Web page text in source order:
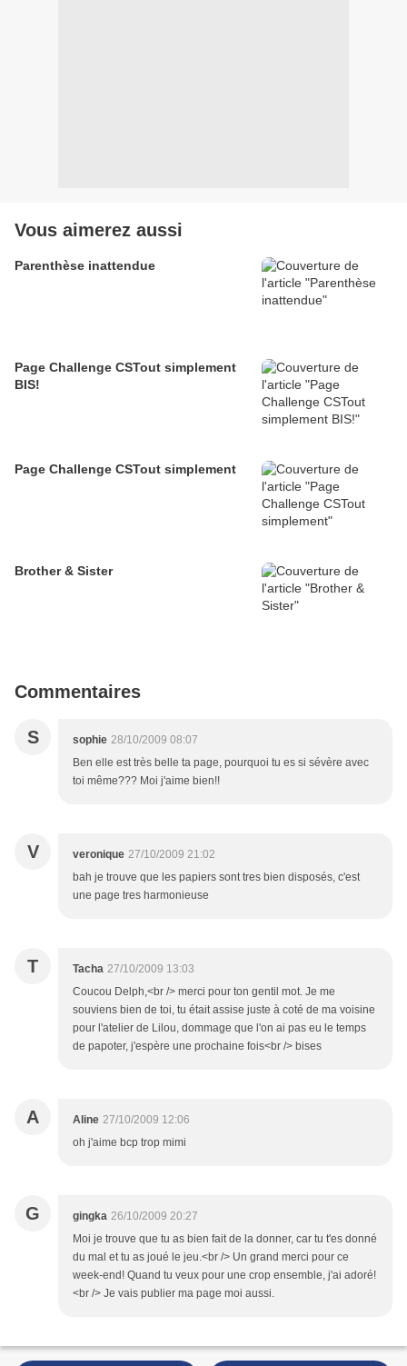
Vous aimerez aussi
Parenthèse inattendue
Page Challenge CSTout simplement
BIS!
Page Challenge CSTout simplement
Brother & Sister
Commentaires
S sophie 28/10/2009 08:07
Ben elle est très belle ta page, pourquoi tu es si sévère avec
toi même??? Moi j'aime bien!!
V veronique 27/10/2009 21:02
bah je trouve que les papiers sont tres bien disposés, c'est
une page tres harmonieuse
T Tacha 27/10/2009 13:03
Coucou Delph,<br /> merci pour ton gentil mot. Je me
souviens bien de toi, tu était assise juste à coté de ma voisine
pour l'atelier de Lilou, dommage que l'on ai pas eu le temps
de papoter, j'espère une prochaine fois<br /> bises
A Aline 27/10/2009 12:06
oh j'aime bcp trop mimi
G gingka 26/10/2009 20:27
Moi je trouve que tu as bien fait de la donner, car tu t'es donné
du mal et tu as joué le jeu.<br /> Un grand merci pour ce
week-end! Quand tu veux pour une crop ensemble, j'ai adoré!
<br /> Je vais publier ma page moi aussi.